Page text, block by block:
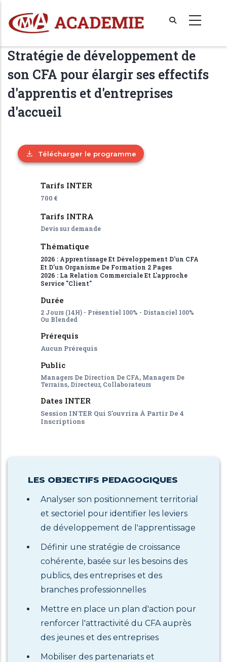
au
contenu
principal
Stratégie de développement de
son CFA pour élargir ses effectifs
d'apprentis et d'entreprises
d'accueil
Télécharger le programme
Tarifs INTER
700 €
Tarifs INTRA
Devis sur demande
Thématique
2026 : Apprentissage Et Développement D'un CFA
Et D'un Organisme De Formation 2 Pages
2026 : La Relation Commerciale Et L'approche
Service "client"
Durée
2 Jours (14H) - Présentiel 100% - Distanciel 100%
Ou Blended
Prérequis
Aucun Prérequis
Public
Managers De Direction De CFA, Managers De
Terrains, Directeur, Collaborateurs
Dates INTER
Session INTER Qui S'ouvrira À Partir De 4
Inscriptions
LES OBJECTIFS PEDAGOGIQUES
Analyser son positionnement territorial
et sectoriel pour identifier les leviers
de développement de l'apprentissage
Définir une stratégie de croissance
cohérente, basée sur les besoins des
publics, des entreprises et des
branches professionnelles
Mettre en place un plan d'action pour
renforcer l'attractivité du CFA auprès
des jeunes et des entreprises
Mobiliser des partenariats et